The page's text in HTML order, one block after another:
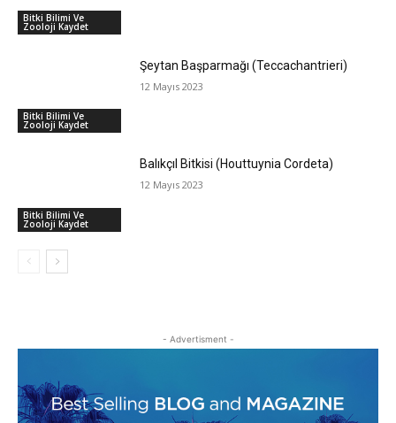
Bitki Bilimi Ve
Zooloji Kaydet
Bitki Bilimi Ve
Zooloji Kaydet
Şeytan Başparmağı (Teccachantrieri)
12 Mayıs 2023
Bitki Bilimi Ve
Zooloji Kaydet
Balıkçıl Bitkisi (Houttuynia Cordeta)
12 Mayıs 2023
- Advertisment -